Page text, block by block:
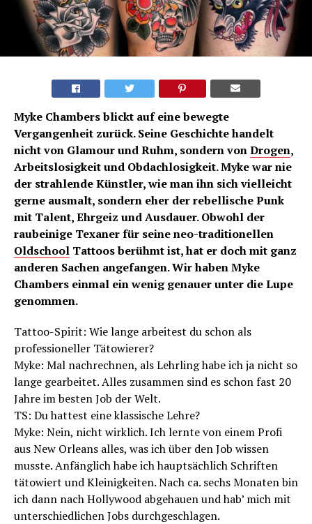
Myke Chambers blickt auf eine bewegte
Vergangenheit zurück. Seine Geschichte handelt
nicht von Glamour und Ruhm, sondern vonDrogen,
Arbeitslosigkeit und Obdachlosigkeit. Myke war nie
der strahlende Künstler, wie man ihn sich vielleicht
gerne ausmalt, sondern eher der rebellische Punk
mit Talent, Ehrgeiz und Ausdauer. Obwohl der
raubeinige Texaner für seine neo-traditionellen
Oldschool Tattoos berühmt ist, hat er doch mit ganz
anderen Sachen angefangen. Wir haben Myke
Chambers einmal ein wenig genauer unter die Lupe
genommen.
Tattoo-Spirit: Wie lange arbeitest du schon als
professioneller Tätowierer?
Myke: Mal nachrechnen, als Lehrling habe ich ja nicht so
lange gearbeitet. Alles zusammen sind es schon fast 20
Jahre im besten Job der Welt.
TS: Du hattest eine klassische Lehre?
Myke: Nein, nicht wirklich. Ich lernte von einem Profi
aus New Orleans alles, was ich über den Job wissen
musste. Anfänglich habe ich hauptsächlich Schriften
tätowiert und Kleinigkeiten. Nach ca. sechs Monaten bin
ich dann nach Hollywood abgehauen und hab’ mich mit
unterschiedlichen Jobs durchgeschlagen.